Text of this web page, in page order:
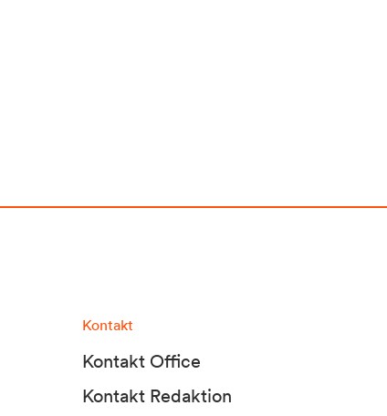
Kontakt
Kontakt Office
Kontakt Redaktion